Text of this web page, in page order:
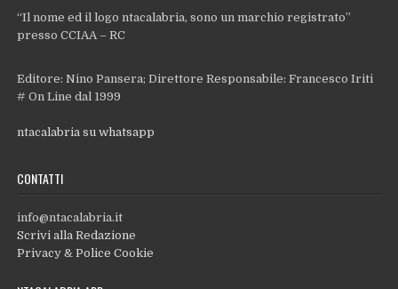
“Il nome ed il logo ntacalabria, sono un marchio registrato”
presso CCIAA – RC
Editore: Nino Pansera; Direttore Responsabile: Francesco Iriti
# On Line dal 1999
ntacalabria su whatsapp
CONTATTI
info@ntacalabria.it
Scrivi alla Redazione
Privacy & Police Cookie